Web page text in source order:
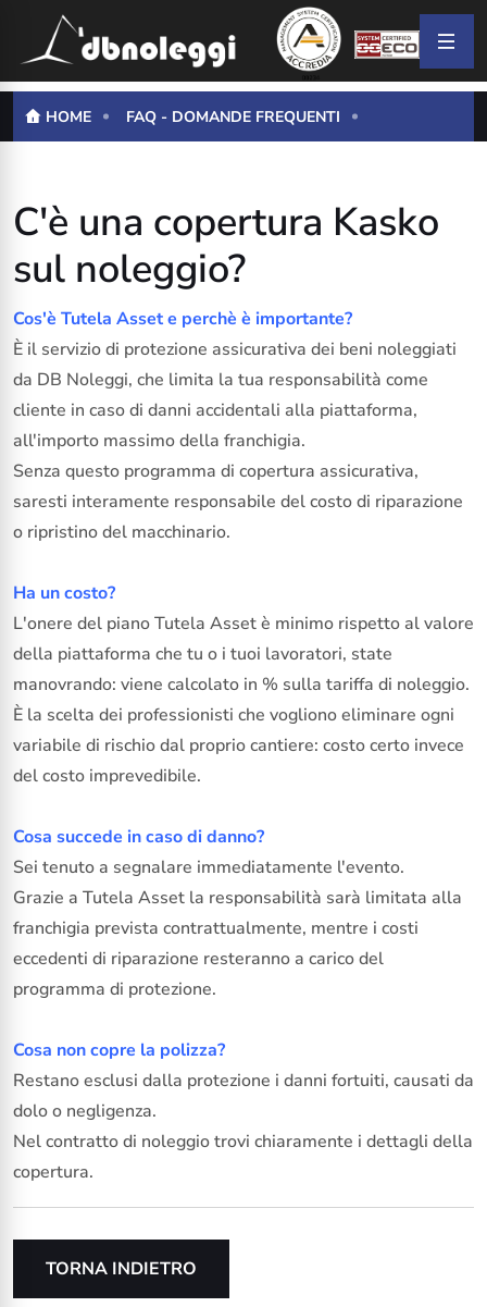
HOME FAQ - DOMANDE FREQUENTI
C'è una copertura Kasko
sul noleggio?
Cos'è Tutela Asset e perchè è importante?
È il servizio di protezione assicurativa dei beni noleggiati
da DB Noleggi, che limita la tua responsabilità come
cliente in caso di danni accidentali alla piattaforma,
all'importo massimo della franchigia.
Senza questo programma di copertura assicurativa,
saresti interamente responsabile del costo di riparazione
o ripristino del macchinario.
Ha un costo?
L'onere del piano Tutela Asset è minimo rispetto al valore
della piattaforma che tu o i tuoi lavoratori, state
manovrando: viene calcolato in % sulla tariffa di noleggio.
È la scelta dei professionisti che vogliono eliminare ogni
variabile di rischio dal proprio cantiere: costo certo invece
del costo imprevedibile.
Cosa succede in caso di danno?
Sei tenuto a segnalare immediatamente l'evento.
Grazie a Tutela Asset la responsabilità sarà limitata alla
franchigia prevista contrattualmente, mentre i costi
eccedenti di riparazione resteranno a carico del
programma di protezione.
Cosa non copre la polizza?
Restano esclusi dalla protezione i danni fortuiti, causati da
dolo o negligenza.
Nel contratto di noleggio trovi chiaramente i dettagli della
copertura.
TORNA INDIETRO